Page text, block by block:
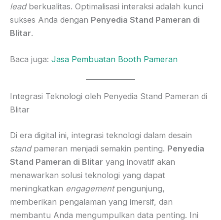
leadberkualitas. Optimalisasi interaksi adalah kunci
sukses Anda dengan Penyedia Stand Pameran di
Blitar.
Baca juga: Jasa Pembuatan Booth Pameran
Integrasi Teknologi oleh Penyedia Stand Pameran di
Blitar
Di era digital ini, integrasi teknologi dalam desain
standpameran menjadi semakin penting. Penyedia
Stand Pameran di Blitar yang inovatif akan
menawarkan solusi teknologi yang dapat
meningkatkan engagementpengunjung,
memberikan pengalaman yang imersif, dan
membantu Anda mengumpulkan data penting. Ini